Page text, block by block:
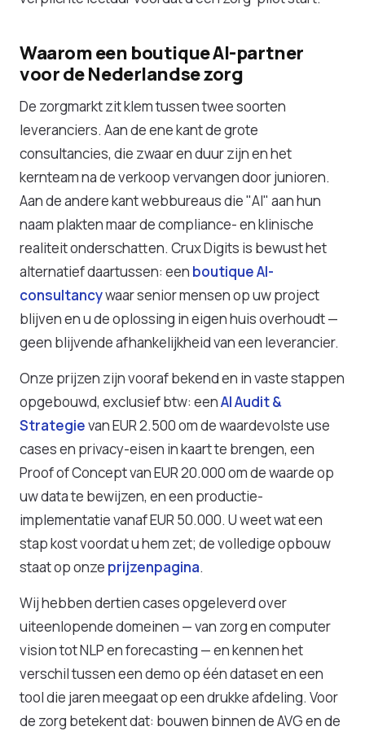
Waarom een boutique AI-partner
voor de Nederlandse zorg
De zorgmarkt zit klem tussen twee soorten
leveranciers. Aan de ene kant de grote
consultancies, die zwaar en duur zijn en het
kernteam na de verkoop vervangen door junioren.
Aan de andere kant webbureaus die "AI" aan hun
naam plakten maar de compliance- en klinische
realiteit onderschatten. Crux Digits is bewust het
alternatief daartussen: een boutique AI-
consultancywaar senior mensen op uw project
blijven en u de oplossing in eigen huis overhoudt —
geen blijvende afhankelijkheid van een leverancier.
Onze prijzen zijn vooraf bekend en in vaste stappen
opgebouwd, exclusief btw: eenAI Audit &
Strategievan EUR 2.500 om de waardevolste use
cases en privacy-eisen in kaart te brengen, een
Proof of Concept van EUR 20.000 om de waarde op
uw data te bewijzen, en een productie-
implementatie vanaf EUR 50.000. U weet wat een
stap kost voordat u hem zet; de volledige opbouw
staat op onze prijzenpagina.
Wij hebben dertien cases opgeleverd over
uiteenlopende domeinen — van zorg en computer
vision tot NLP en forecasting — en kennen het
verschil tussen een demo op één dataset en een
tool die jaren meegaat op een drukke afdeling. Voor
de zorg betekent dat: bouwen binnen de AVG en de